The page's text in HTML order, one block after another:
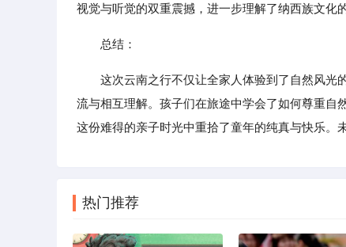
视觉与听觉的双重震撼，进一步理解了纳西族文化
总结：
这次云南之行不仅让全家人体验到了自然风光
流与相互理解。孩子们在旅途中学会了如何尊重自
这份难得的亲子时光中重拾了童年的纯真与快乐。
热门推荐